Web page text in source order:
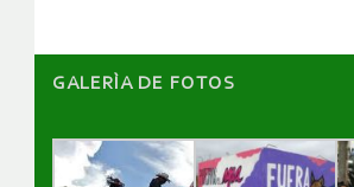
GALERÌA DE FOTOS